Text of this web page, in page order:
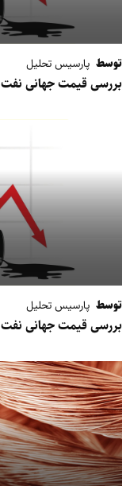
توسط پارسیس تحلیل
بررسی قیمت جهانی نفت
توسط پارسیس تحلیل
بررسی قیمت جهانی نفت